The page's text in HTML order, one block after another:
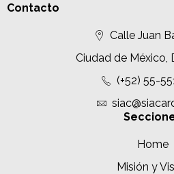
Contacto
Calle Juan
Ciudad de México,
(+52) 55-
Home
Misión y